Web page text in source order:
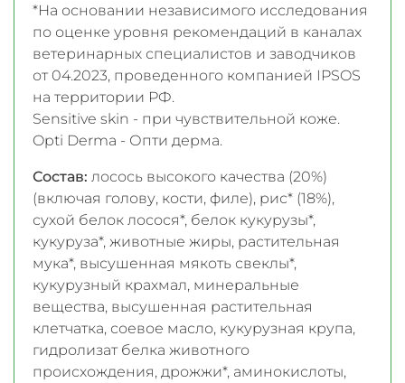
*На основании независимого исследования
по оценке уровня рекомендаций в каналах
ветеринарных специалистов и заводчиков
от 04.2023, проведенного компанией IPSOS
на территории РФ.
Sensitive skin - при чувствительной коже.
Opti Derma - Опти дерма.
Состав: лосось высокого качества (20%)
(включая голову, кости, филе), рис* (18%),
сухой белок лосося*, белок кукурузы*,
кукуруза*, животные жиры, растительная
мука*, высушенная мякоть свеклы*,
кукурузный крахмал, минеральные
вещества, высушенная растительная
клетчатка, соевое масло, кукурузная крупа,
гидролизат белка животного
происхождения, дрожжи*, аминокислоты,